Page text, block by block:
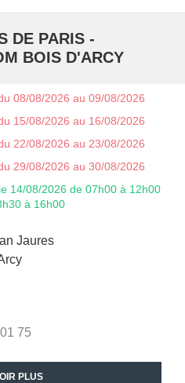
DE PARIS -
BOIS D'ARCY
Jaures
75
08/08/2026 au 09/08/2026
15/08/2026 au 16/08/2026
22/08/2026 au 23/08/2026
29/08/2026 au 30/08/2026
14/08/2026 de 07h00 à 12h00
à 16h00
PLUS